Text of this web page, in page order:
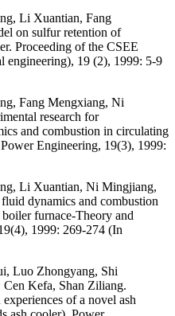
Li Xuantian, Fang
on sulfur retention of
Proceeding of the CSEE
engineering), 19 (2), 1999: 5-9
Fang Mengxiang, Ni
research for
and combustion in circulating
Engineering, 19(3), 1999:
Li Xuantian, Ni Mingjiang,
dynamics and combustion
furnace-Theory and
1999: 269-274 (In
Luo Zhongyang, Shi
Kefa, Shan Ziliang.
of a novel ash